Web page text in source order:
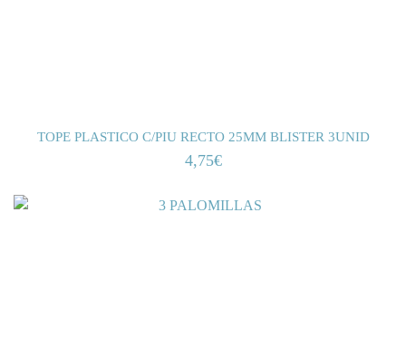
TOPE PLASTICO C/PIU RECTO 25MM BLISTER 3UNID
4,75€